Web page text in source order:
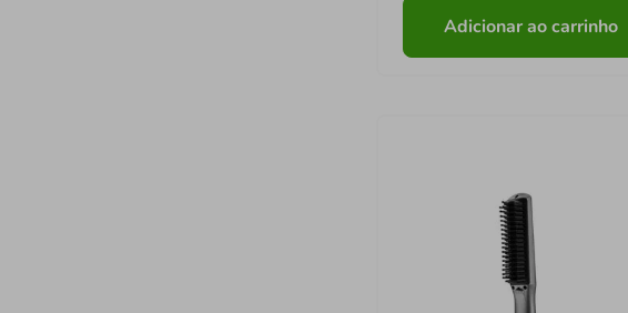
Adicionar ao carrinho